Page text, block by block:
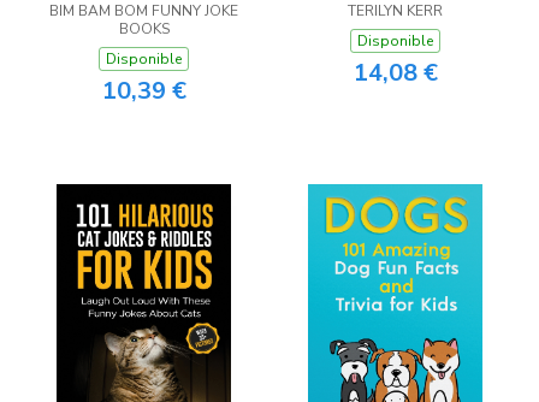
BIM BAM BOM FUNNY JOKE
BOOKS
Disponible
10,39 €
TERILYN KERR
Disponible
14,08 €